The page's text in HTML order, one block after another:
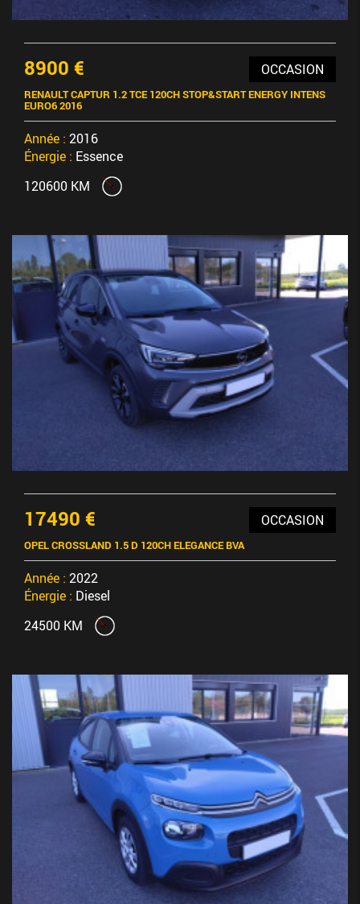
8900 € OCCASION
RENAULT CAPTUR 1.2 TCE 120CH STOP&START ENERGY INTENS
EURO6 2016
Année : 2016
Énergie : Essence
120600 KM
17490 € OCCASION
OPEL CROSSLAND 1.5 D 120CH ELEGANCE BVA
Année : 2022
Énergie : Diesel
24500 KM